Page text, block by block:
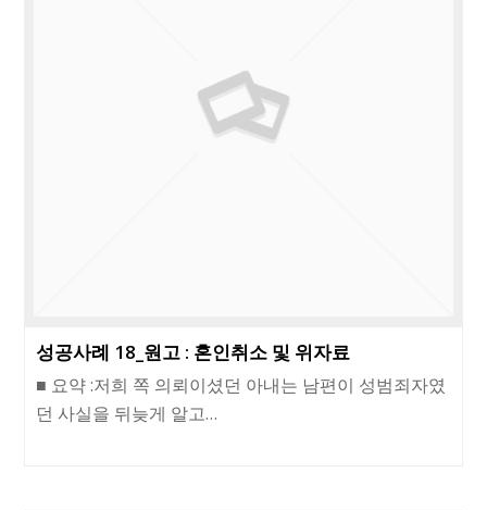
성공사례 18_원고 : 혼인취소 및 위자료
■ 요약 :저희 쪽 의뢰이셨던 아내는 남편이 성범죄자였
던 사실을 뒤늦게 알고…